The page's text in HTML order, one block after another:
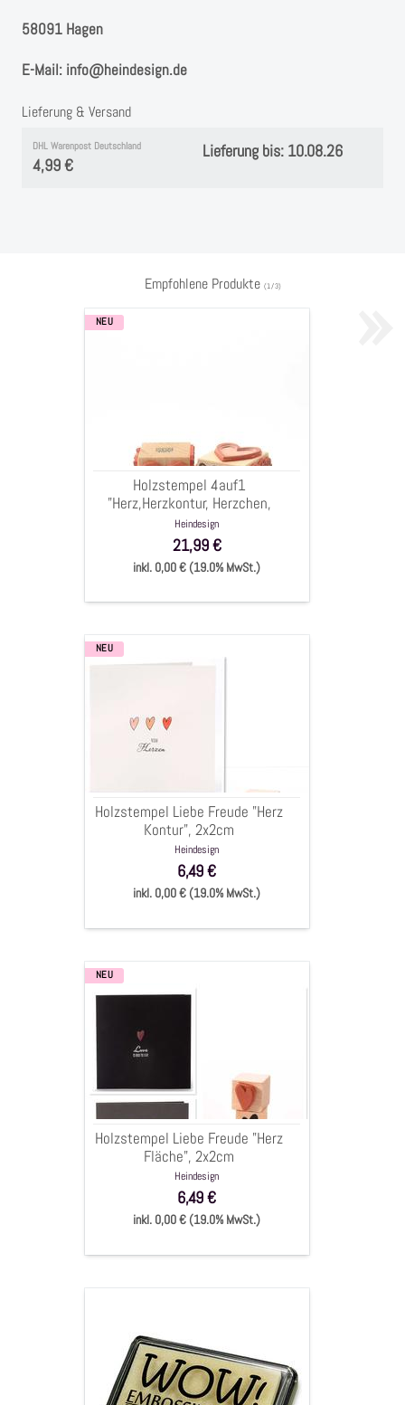
58091 Hagen
E-Mail: info@heindesign.de
Lieferung & Versand
DHL Warenpost Deutschland
4,99 €
Lieferung bis: 10.08.26
Empfohlene Produkte ( 1 /3)
Holzstempel
Motive
Würfel,
NEU
Holzstempel 4auf1
"Herz,Herzkontur, Herzchen,
Herzilein", 4 Motive auf 1
Würfel, 5x5cm
Heindesign
21,99 €
inkl. 0,00 € (19.0% MwSt.)
Holzstempel
Kontur",
NEU
Holzstempel Liebe Freude "Herz
Kontur", 2x2cm
Heindesign
6,49 €
inkl. 0,00 € (19.0% MwSt.)
Holzstempel
Liebe
Freude
"Herz
Fläche",
2x2cm
NEU
Holzstempel Liebe Freude "Herz
Fläche", 2x2cm
Heindesign
6,49 €
inkl. 0,00 € (19.0% MwSt.)
ultra